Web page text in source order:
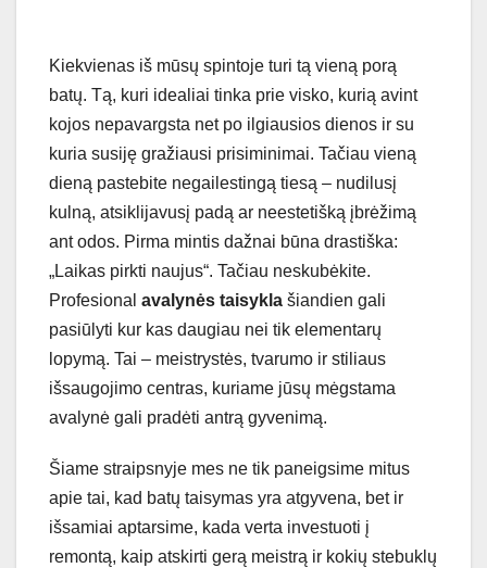
Kiekvienas iš mūsų spintoje turi tą vieną porą
batų. Tą, kuri idealiai tinka prie visko, kurią avint
kojos nepavargsta net po ilgiausios dienos ir su
kuria susiję gražiausi prisiminimai. Tačiau vieną
dieną pastebite negailestingą tiesą – nudilusį
kulną, atsiklijavusį padą ar neestetišką įbrėžimą
ant odos. Pirma mintis dažnai būna drastiška:
„Laikas pirkti naujus“. Tačiau neskubėkite.
Profesional avalynės taisykla šiandien gali
pasiūlyti kur kas daugiau nei tik elementarų
lopymą. Tai – meistrystės, tvarumo ir stiliaus
išsaugojimo centras, kuriame jūsų mėgstama
avalynė gali pradėti antrą gyvenimą.
Šiame straipsnyje mes ne tik paneigsime mitus
apie tai, kad batų taisymas yra atgyvena, bet ir
išsamiai aptarsime, kada verta investuoti į
remontą, kaip atskirti gerą meistrą ir kokių stebuklų